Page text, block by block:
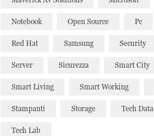
Notebook Open Source Pc
Red Hat Samsung Security
Server Sicurezza Smart City
Smart Living Smart Working
Stampanti Storage Tech Data
Tech Lab